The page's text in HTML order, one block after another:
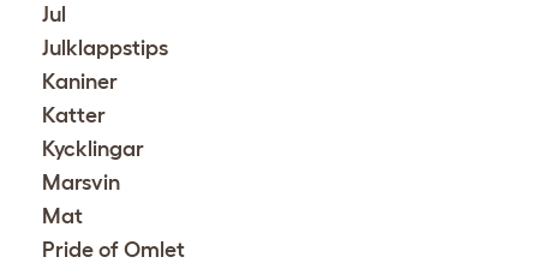
Jul
Julklappstips
Kaniner
Katter
Kycklingar
Marsvin
Mat
Pride of Omlet